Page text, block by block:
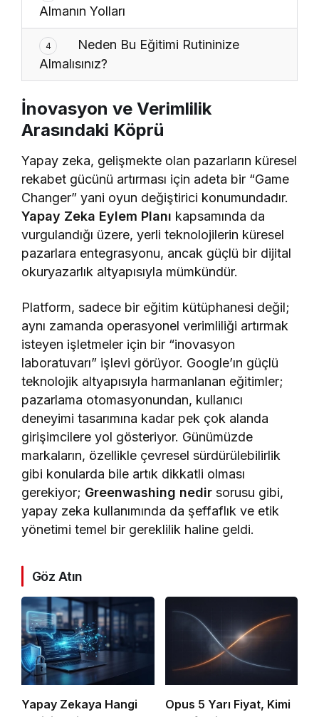
Almanın Yolları
4
Neden Bu Eğitimi Rutininize
Almalısınız?
İnovasyon ve Verimlilik
Arasındaki Köprü
Yapay zeka, gelişmekte olan pazarların küresel
rekabet gücünü artırması için adeta bir “Game
Changer” yani oyun değiştirici konumundadır.
Yapay Zeka Eylem Planı kapsamında da
vurgulandığı üzere, yerli teknolojilerin küresel
pazarlara entegrasyonu, ancak güçlü bir dijital
okuryazarlık altyapısıyla mümkündür.
Platform, sadece bir eğitim kütüphanesi değil;
aynı zamanda operasyonel verimliliği artırmak
isteyen işletmeler için bir “inovasyon
laboratuvarı” işlevi görüyor. Google’ın güçlü
teknolojik altyapısıyla harmanlanan eğitimler;
pazarlama otomasyonundan, kullanıcı
deneyimi tasarımına kadar pek çok alanda
girişimcilere yol gösteriyor. Günümüzde
markaların, özellikle çevresel sürdürülebilirlik
gibi konularda bile artık dikkatli olması
gerekiyor; Greenwashing nedir sorusu gibi,
yapay zeka kullanımında da şeffaflık ve etik
yönetimi temel bir gereklilik haline geldi.
Göz Atın
Yapay Zekaya Hangi
Opus 5 Yarı Fiyat, Kimi